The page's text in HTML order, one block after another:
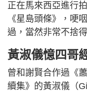
正在馬來西亞進行
《星島頭條》，哽
過，當然非常不捨得
黃淑儀憶四哥
曾和謝賢合作過《
續集》的黃淑儀（